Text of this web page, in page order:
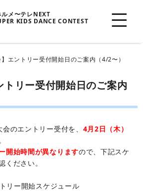
メ〜テレNEXT
KIDS DANCE CONTEST
】エントリー受付開始日のご案内（4/2〜）
トリー受付開始日のご案内
のエントリー受付を、 4月2日（木）
開始時間が異なりますので、下記スケ
ください。
リー開始スケジュール